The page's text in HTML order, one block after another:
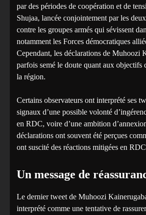
par des périodes de coopération et de
Shujaa, lancée conjointement par les
contre les groupes armés qui sévissent
notamment les Forces démocratiques
Cependant, les déclarations de Muhoozi
parfois semé le doute quant aux objectifs
la région.
Certains observateurs ont interprété ses
signaux d’une possible volonté
en RDC, voire d’une ambition
déclarations ont souvent été perçues
ont suscité des réactions mitigées en
Un message de
Le dernier tweet de Muhoozi
interprété comme une tentative de